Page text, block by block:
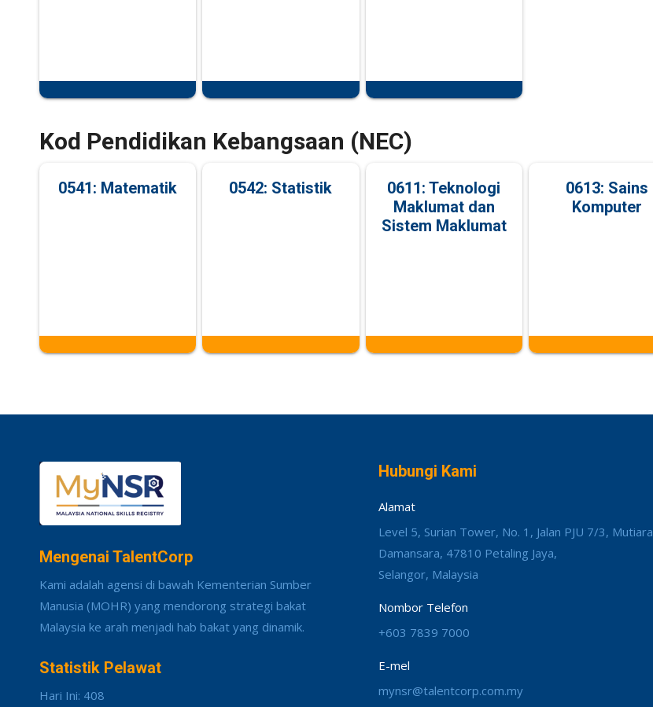
Kod Pendidikan Kebangsaan (NEC)
0541: Matematik 0542: Statistik
0611: Teknologi
Maklumat dan
Sistem Maklumat
0613: Sains
Komputer
Mengenai TalentCorp
Kami adalah agensi di bawah Kementerian Sumber
Manusia (MOHR) yang mendorong strategi bakat
Malaysia ke arah menjadi hab bakat yang dinamik.
Statistik Pelawat
Hari Ini: 408
Hubungi Kami
Alamat
Level 5, Surian Tower, No. 1, Jalan PJU 7/3, Mutiara
Damansara, 47810 Petaling Jaya,
Selangor, Malaysia
Nombor Telefon
+603 7839 7000
E-mel
mynsr@talentcorp.com.my